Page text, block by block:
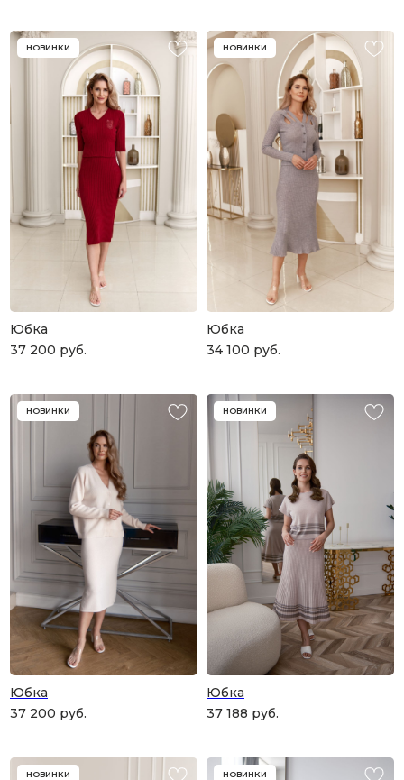
НОВИНКИ
Юбка
37 200 руб.
НОВИНКИ
Юбка
34 100 руб.
НОВИНКИ
Юбка
37 200 руб.
НОВИНКИ
Юбка
37 188 руб.
НОВИНКИ НОВИНКИ